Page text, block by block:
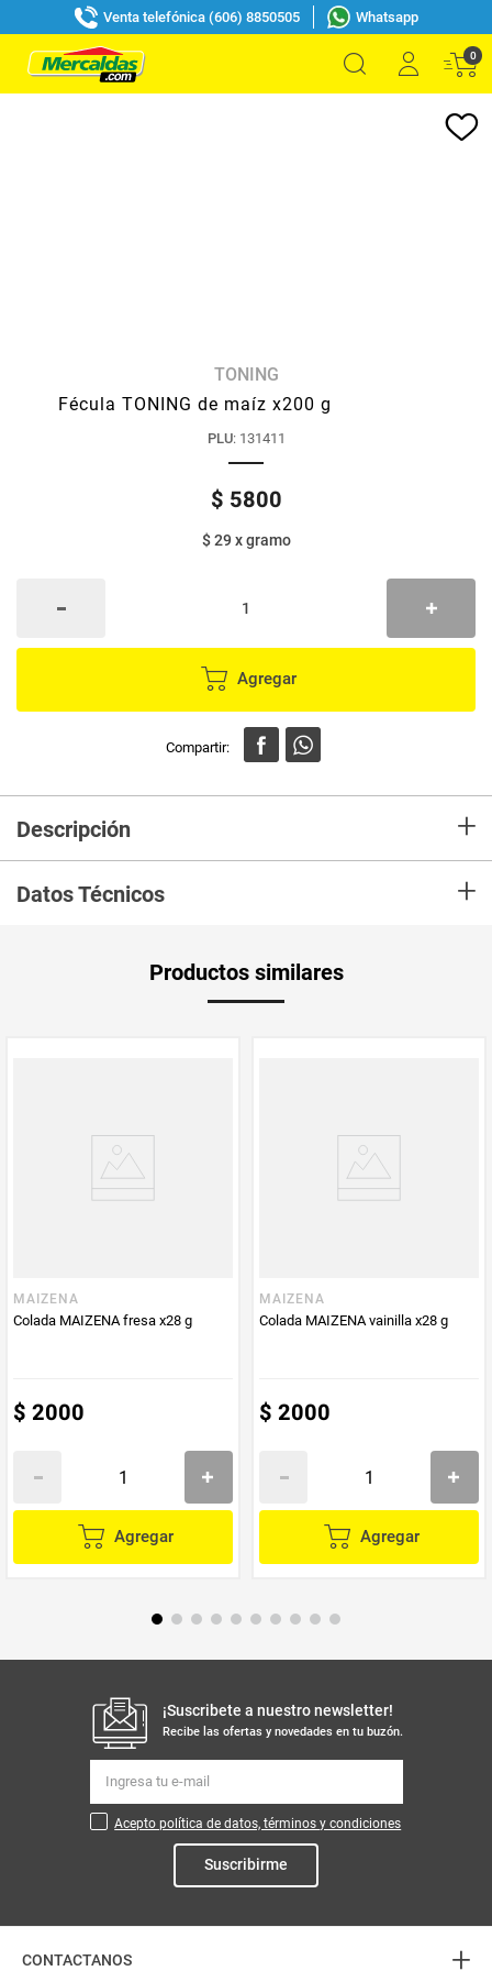
Venta telefónica (606) 8850505 Whatsapp
0
TONING
Fécula TONING de maíz x200 g
PLU: 131411
$ 5800
$ 29 xgramo
Agregar
Descripción +
malteadas, salsas, apanados, sopas y cremas entre otros.
*Es buena fuente de Vitaminas y Minerales.
Datos Técnicos +
Productos similares
MAIZENA
Colada MAIZENA fresa x28 g
$ 2000
Agregar
MAIZENA
Colada MAIZENA vainilla x28 g
$ 2000
Agregar
¡Suscribete a nuestro newsletter!
Recibe las ofertas y novedades en tu buzón.
Acepto política de datos, términos y condiciones
Suscribirme
CONTACTANOS +